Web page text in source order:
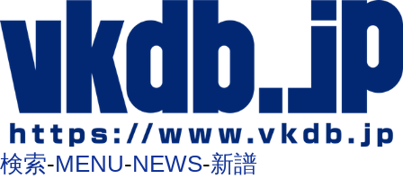
検索-MENU-NEWS-新譜